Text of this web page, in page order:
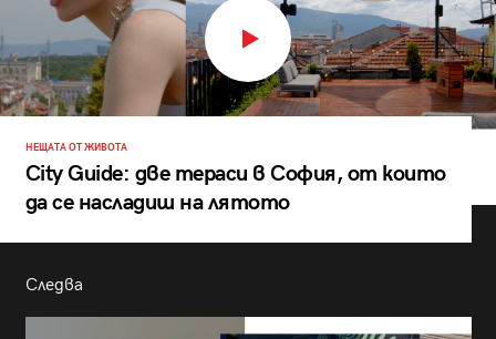
НЕЩАТА ОТ ЖИВОТА
City Guide: две тераси в София, от които
да се насладиш на лятото
Следва